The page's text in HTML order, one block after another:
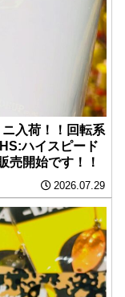
入荷！！回転系
ハイスピード
売開始です！！
2026.07.29